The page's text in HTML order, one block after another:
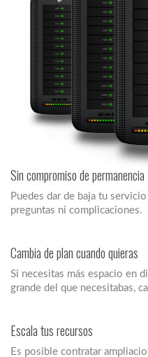
Sin compromiso de permanencia
Puedes dar de baja tu
preguntas ni complicaciones.
Cambia de plan cuando quieras
Si necesitas más espacio en
grande del que necesitabas,
Escala tus recursos
Es posible contratar